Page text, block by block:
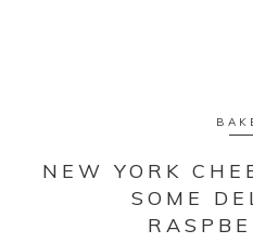
NEW YORK
SOME